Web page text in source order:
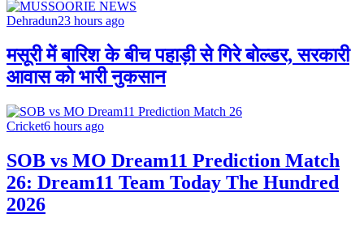
Dehradun23 hours ago
मसूरी में बारिश के बीच पहाड़ी से गिरे बोल्डर, सरकारी
आवास को भारी नुकसान
Cricket6 hours ago
SOB vs MO Dream11 Prediction Match
26: Dream11 Team Today The Hundred
2026